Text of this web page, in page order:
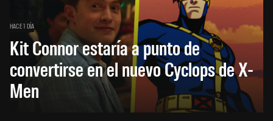
HACE 1 DÍA
Kit Connor estaría a punto de
convertirse en el nuevo Cyclops de X-
Men